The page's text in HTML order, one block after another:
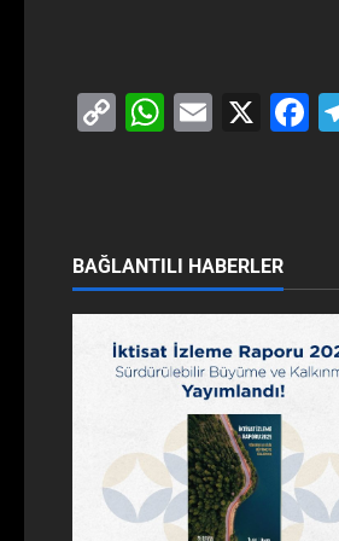
CopyWhatsApp
Email
X
BAĞLANTILI HABERLER